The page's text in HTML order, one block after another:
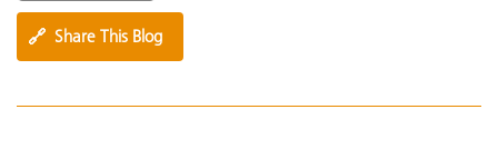
🔗 Share This Blog